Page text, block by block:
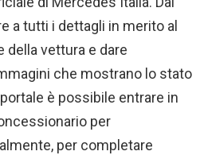
a tutti i dettagli in merito al
della vettura e dare
che mostrano lo stato
è possibile entrare in
per
per completare